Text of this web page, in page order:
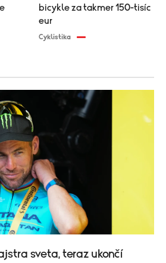
bicykle za takmer 150-tisíc
eur
Cyklistika
sveta, teraz ukončí